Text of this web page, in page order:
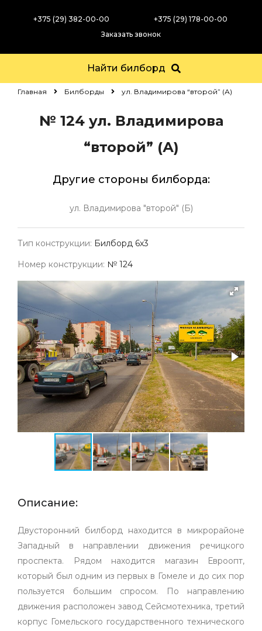
+375 (29) 382-00-00
+375 (29) 178-00-00
Заказать звонок
Найти билборд
Главная Билборды ул. Владимирова “второй” (А)
№ 124ул. Владимирова
“второй” (А)
Другие стороны билборда:
ул. Владимирова "второй" (Б)
Тип конструкции: Билборд 6х3
Номер конструкции: № 124
Описание:
Двусторонний билборд находится в микрорайоне
Западный в направлении движения речицкого
проспекта. Рядом находится магазин Евроопт,
который был одним из первых в Гомеле и до сих пор
пользуется большим спросом. По направлению
движения расположен завод Сейсмотехника, третий
корпус Гомельского государственного технического